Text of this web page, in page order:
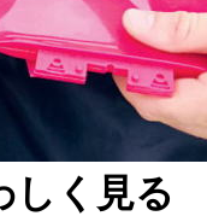
しく見る